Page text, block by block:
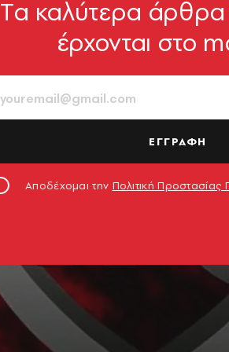
Tα καλύτερα
έρχονται στο
ΕΓΓΡΑΦΗ
Αποδέχομαι την Πολιτική